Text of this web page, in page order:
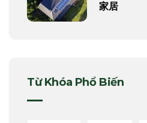
家居
Từ Khóa Phổ Biến